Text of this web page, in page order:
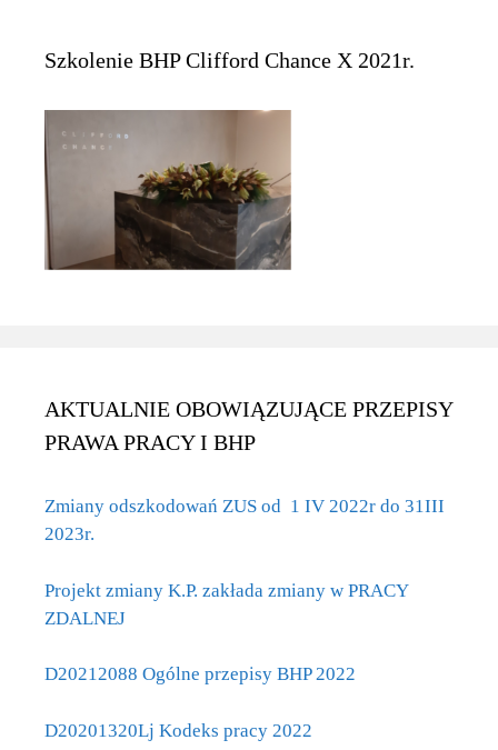
Szkolenie BHP Clifford Chance X 2021r.
AKTUALNIE OBOWIĄZUJĄCE PRZEPISY
PRAWA PRACY I BHP
Zmiany odszkodowań ZUS od 1 IV 2022r do 31III
2023r.
Projekt zmiany K.P. zakłada zmiany w PRACY
ZDALNEJ
D20212088 Ogólne przepisy BHP 2022
D20201320Lj Kodeks pracy 2022